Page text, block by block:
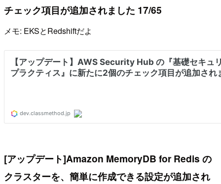
チェック項目が追加されました 17/65
メモ: EKSとRedshiftだよ
[アップデート]Amazon MemoryDB for Redis の
クラスターを、簡単に作成できる設定が追加され